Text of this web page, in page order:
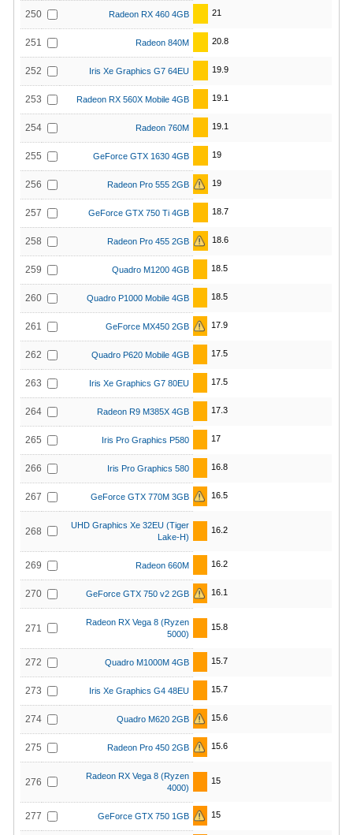
250 Radeon RX 460 4GB 21
251 Radeon 840M 20.8
252 Iris Xe Graphics G7 64EU 19.9
253 Radeon RX 560X Mobile 4GB 19.1
254 Radeon 760M 19.1
255 GeForce GTX 1630 4GB 19
256 Radeon Pro 555 2GB 19
257 GeForce GTX 750 Ti 4GB 18.7
258 Radeon Pro 455 2GB 18.6
259 Quadro M1200 4GB 18.5
260 Quadro P1000 Mobile 4GB 18.5
261 GeForce MX450 2GB 17.9
262 Quadro P620 Mobile 4GB 17.5
263 Iris Xe Graphics G7 80EU 17.5
264 Radeon R9 M385X 4GB 17.3
265 Iris Pro Graphics P580 17
266 Iris Pro Graphics 580 16.8
267 GeForce GTX 770M 3GB 16.5
268
UHD Graphics Xe 32EU (Tiger
Lake-H)
16.2
269 Radeon 660M 16.2
270 GeForce GTX 750 v2 2GB 16.1
271
Radeon RX Vega 8 (Ryzen
5000)
15.8
272 Quadro M1000M 4GB 15.7
273 Iris Xe Graphics G4 48EU 15.7
274 Quadro M620 2GB 15.6
275 Radeon Pro 450 2GB 15.6
276
Radeon RX Vega 8 (Ryzen
4000)
15
277 GeForce GTX 750 1GB 15